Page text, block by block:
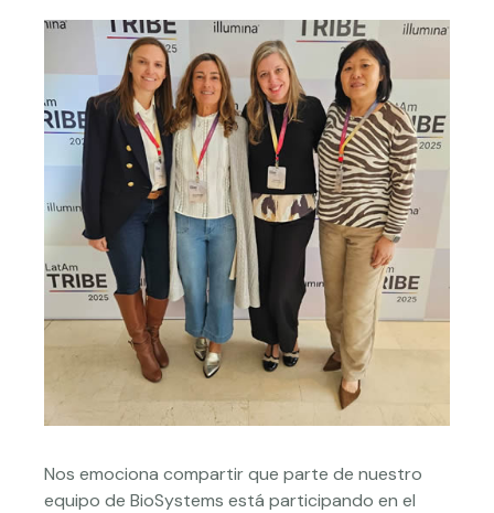
Nos emociona compartir que parte de nuestro
equipo de BioSystems está participando en el